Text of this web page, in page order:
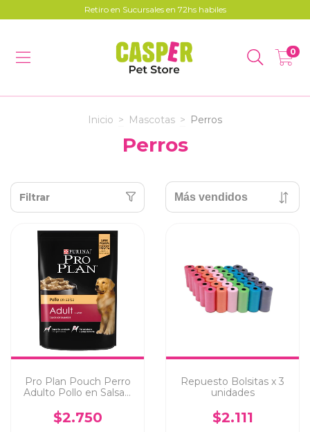
Retiro en Sucursales en 72hs habiles
0
Inicio > Mascotas > Perros
Perros
Filtrar
Pro Plan Pouch Perro
Adulto Pollo en Salsa x
$2.750
Repuesto Bolsitas x 3
unidades
$2.111